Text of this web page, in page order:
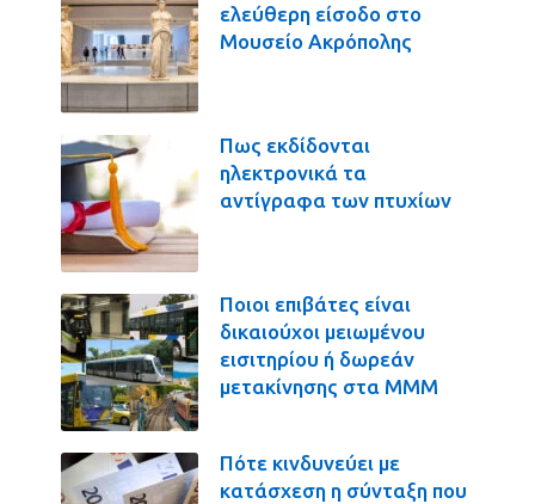
ελεύθερη είσοδο στο
Μουσείο Ακρόπολης
Πως εκδίδονται
ηλεκτρονικά τα
αντίγραφα των πτυχίων
Ποιοι επιβάτες είναι
δικαιούχοι μειωμένου
εισιτηρίου ή δωρεάν
μετακίνησης στα ΜΜΜ
Πότε κινδυνεύει με
κατάσχεση η σύνταξη που